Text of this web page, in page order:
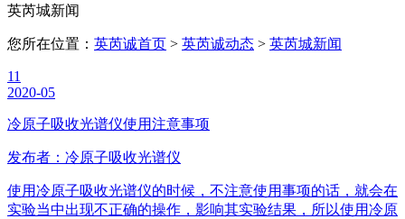
英芮城新闻
您所在位置： 英芮诚首页 > 英芮诚动态 > 英芮城新闻
11
2020-05
冷原子吸收光谱仪使用注意事项
发布者：冷原子吸收光谱仪
使用冷原子吸收光谱仪的时候，不注意使用事项的话，就会在
实验当中出现不正确的操作，影响其实验结果，所以使用冷原